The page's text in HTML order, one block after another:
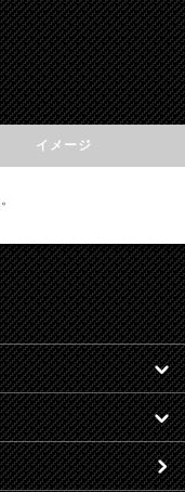
イメージ